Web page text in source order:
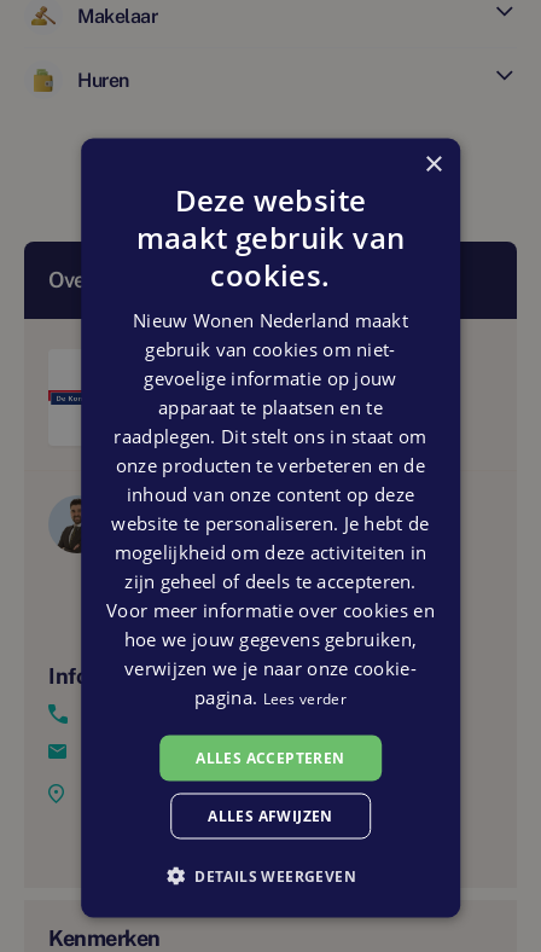
Makelaar
Huren
Over deze makelaar
De Koning - Nieuwbouw
Emiel Weide
Informatie
0348-488005
nieuwbouw@dekoningwonen.nl
Haven 7, 3441 AS Woerden
Maandag tot en met vrijdag 09.00-17.30 uur.
Kenmerken
×
Deze website
maakt gebruik van
cookies.
Nieuw Wonen Nederland maakt
gebruik van cookies om niet-
gevoelige informatie op jouw
apparaat te plaatsen en te
raadplegen. Dit stelt ons in staat om
onze producten te verbeteren en de
inhoud van onze content op deze
website te personaliseren. Je hebt de
mogelijkheid om deze activiteiten in
zijn geheel of deels te accepteren.
Voor meer informatie over cookies en
hoe we jouw gegevens gebruiken,
verwijzen we je naar onze cookie-
pagina. Lees verder
ALLES ACCEPTEREN
ALLES AFWIJZEN
DETAILS WEERGEVEN